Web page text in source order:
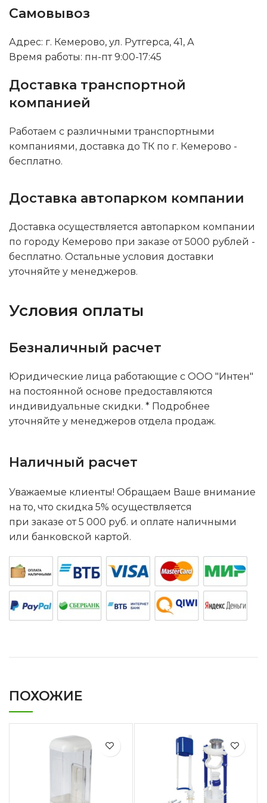
Самовывоз
Адрес: г. Кемерово, ул. Рутгерса, 41, А
Время работы: пн-пт 9:00-17:45
Доставка транспортной
компанией
Работаем с различными транспортными
компаниями, доставка до ТК по г. Кемерово -
бесплатно.
Доставка автопарком компании
Доставка осуществляется автопарком компании
по городу Кемерово при заказе от 5000 рублей -
бесплатно. Остальные условия доставки
уточняйте у менеджеров.
Условия оплаты
Безналичный расчет
Юридические лица работающие с ООО "Интен"
на постоянной основе предоставляются
индивидуальные скидки. * Подробнее
уточняйте у менеджеров отдела продаж.
Наличный расчет
Уважаемые клиенты! Обращаем Ваше внимание
на то, что скидка 5% осуществляется
при заказе от 5 000 руб. и оплате наличными
или банковской картой.
ПОХОЖИЕ